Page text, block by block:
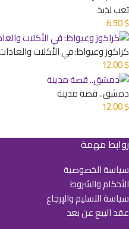
تعب لذيذ
6.50$
كراكوز وعيواظ: في الأكلات
12.00$
دمشق.. قصة مدينة
12.00$
روابط مهمة
سياسة الخصوصية
الأحكام والشروط
سياسة التسليم والإرجاع
عقد البيع عن بعد